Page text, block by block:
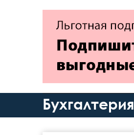
Бухгалтерия